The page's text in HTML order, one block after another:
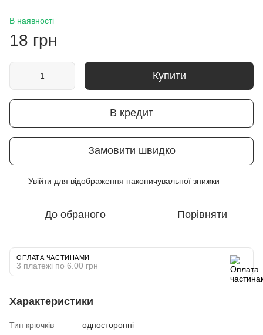
В наявності
18 грн
Купити
В кредит
Замовити швидко
Увійти для відображення накопичувальної знижки
До обраного Порівняти
ОПЛАТА ЧАСТИНАМИ
3 платежі по 6.00 грн
Характеристики
Тип крючків
односторонні